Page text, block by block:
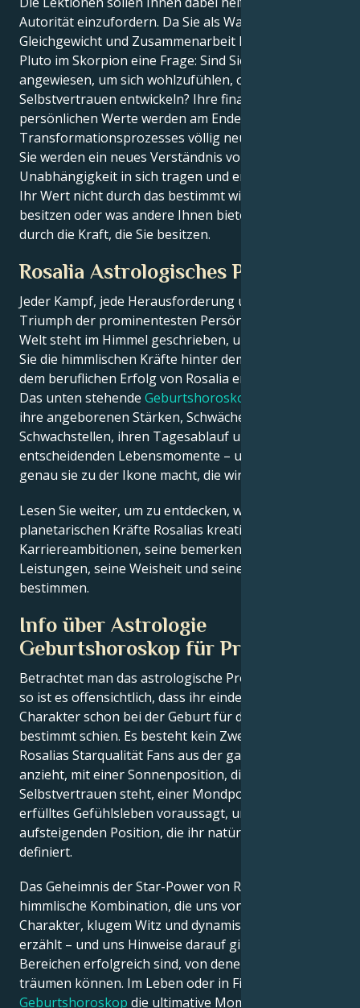
Autorität einzufordern. Da Sie als Waage von
Gleichgewicht und Zusammenarbeit leben, stellt
Pluto im Skorpion eine Frage: Sind Sie auf andere
angewiesen, um sich wohlzufühlen, oder wollen Sie
Selbstvertrauen entwickeln? Ihre finanziellen und
persönlichen Werte werden am Ende dieses
Transformationsprozesses völlig neu erfunden sein.
Sie werden ein neues Verständnis von
Unabhängigkeit in sich tragen und erkennen, dass
Ihr Wert nicht durch das bestimmt wird, was Sie
besitzen oder was andere Ihnen bieten - sondern
durch die Kraft, die Sie besitzen.
Rosalia Astrologisches Porträt
Jeder Kampf, jede Herausforderung und jeder
Triumph der prominentesten Persönlichkeiten der
Welt steht im Himmel geschrieben, und jetzt können
Sie die himmlischen Kräfte hinter dem Charme und
dem beruflichen Erfolg von Rosalia entschlüsseln.
Das unten stehende Geburtshoroskop
ihre angeborenen Stärken, Schwächen,
Schwachstellen, ihren Tagesablauf und ihre
entscheidenden Lebensmomente – und enthüllt, was
genau sie zu der Ikone macht, die wir bewundern
Lesen Sie weiter, um zu entdecken, wie die
planetarischen Kräfte Rosalias kreatives Genie, seine
Karriereambitionen, seine bemerkenswerten
Leistungen, seine Weisheit und seinen Witz
bestimmen.
Info über Astrologie
Geburtshoroskop für Prominente
Betrachtet man das astrologische Profil von Rosalia,
so ist es offensichtlich, dass ihr eindeutig potenter
Charakter schon bei der Geburt für den Ruhm
bestimmt schien. Es besteht kein Zweifel, dass
Rosalias Starqualität Fans aus der ganzen Welt
anzieht, mit einer Sonnenposition, die für
Selbstvertrauen steht, einer Mondposition, die ein
erfülltes Gefühlsleben voraussagt, und einer
aufsteigenden Position, die ihr natürliches Charisma
definiert.
Das Geheimnis der Star-Power von Rosalia ist eine
himmlische Kombination, die uns von großem
Charakter, klugem Witz und dynamischer Präsenz
erzählt – und uns Hinweise darauf gibt, warum sie in
Bereichen erfolgreich sind, von denen andere nur
träumen können. Im Leben oder in Filmen ist ihr
Geburtshoroskop die ultimative Momentaufnahme